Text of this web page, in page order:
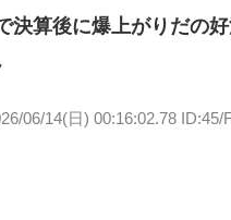
決算後に爆上がりだの
06/14(日) 00:16:02.78 ID:45/